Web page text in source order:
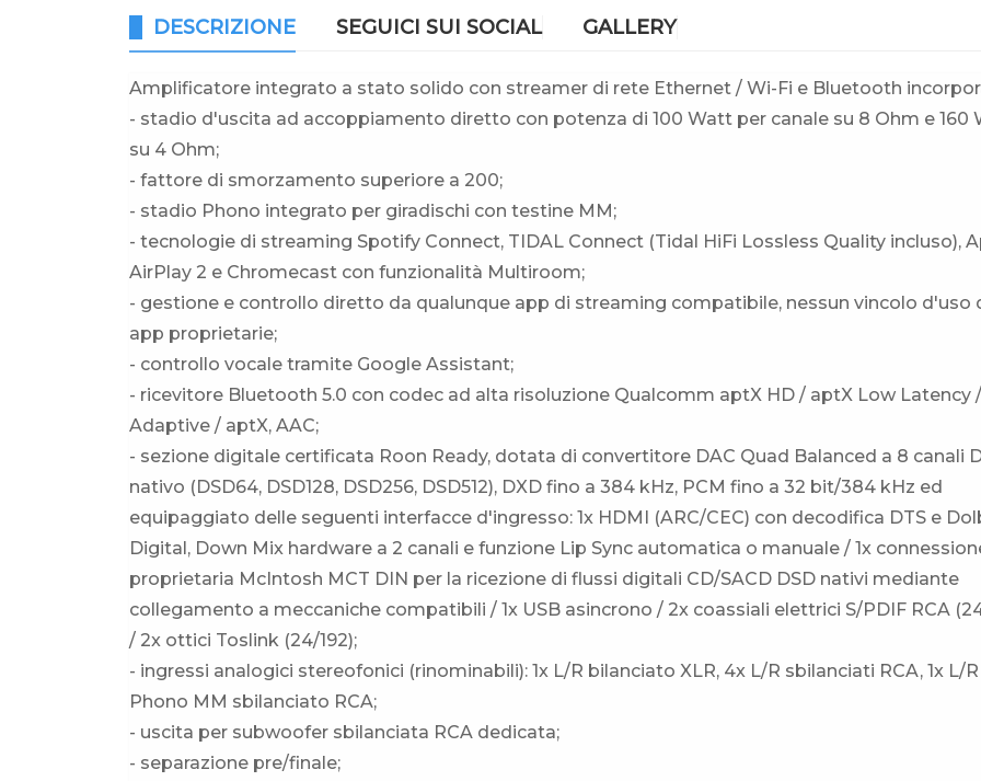
DESCRIZIONE SEGUICI SUI SOCIAL GALLERY
Amplificatore integrato a stato solido con streamer di rete Ethernet / Wi-Fi e Bluetooth
- stadio d'uscita ad accoppiamento diretto con potenza di 100 Watt per canale su 8 Ohm e 160
su 4 Ohm;
- fattore di smorzamento superiore a 200;
- stadio Phono integrato per giradischi con testine MM;
- tecnologie di streaming Spotify Connect, TIDAL Connect (Tidal HiFi Lossless Quality incluso),
AirPlay 2 e Chromecast con funzionalità Multiroom;
- gestione e controllo diretto da qualunque app di streaming compatibile, nessun vincolo d'uso
app proprietarie;
- controllo vocale tramite Google Assistant;
- ricevitore Bluetooth 5.0 con codec ad alta risoluzione Qualcomm aptX HD / aptX Low Latency
Adaptive / aptX, AAC;
- sezione digitale certificata Roon Ready, dotata di convertitore DAC Quad Balanced a 8 canali
nativo (DSD64, DSD128, DSD256, DSD512), DXD fino a 384 kHz, PCM fino a 32 bit/384 kHz ed
equipaggiato delle seguenti interfacce d'ingresso: 1x HDMI (ARC/CEC) con decodifica DTS e
Digital, Down Mix hardware a 2 canali e funzione Lip Sync automatica o manuale / 1x
proprietaria McIntosh MCT DIN per la ricezione di flussi digitali CD/SACD DSD nativi mediante
collegamento a meccaniche compatibili / 1x USB asincrono / 2x coassiali elettrici S/PDIF RCA
/ 2x ottici Toslink (24/192);
- ingressi analogici stereofonici (rinominabili): 1x L/R bilanciato XLR, 4x L/R sbilanciati RCA, 1x L/R
Phono MM sbilanciato RCA;
- uscita per subwoofer sbilanciata RCA dedicata;
- separazione pre/finale;